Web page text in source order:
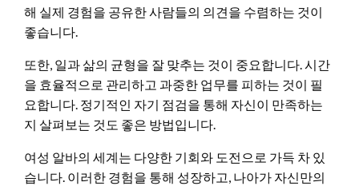
해 실제 경험을 공유한 사람들의 의견을 수렴하는 것이
좋습니다.
또한, 일과 삶의 균형을 잘 맞추는 것이 중요합니다. 시간
을 효율적으로 관리하고 과중한 업무를 피하는 것이 필
요합니다. 정기적인 자기 점검을 통해 자신이 만족하는
지 살펴보는 것도 좋은 방법입니다.
여성 알바의 세계는 다양한 기회와 도전으로 가득 차 있
습니다. 이러한 경험을 통해 성장하고, 나아가 자신만의